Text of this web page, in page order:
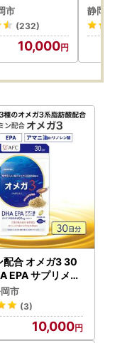
ロール x 8
付き トイレ
市
(232)
10,000
レト
国産
OTTOス
静岡
配合 オメガ3 30
EPA サプリメン
ン酸◇
市
(3)
10,000